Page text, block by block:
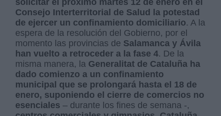
Consejo Interterritorial de Salud la potestad
de ejercer un confinamiento domiciliario. A la
espera de la resolución del Gobierno, por el
momento las provincias de Salamanca y Ávila
han vuelto a retroceder a la fase 4. De la
misma manera, la Generalitat de Cataluña ha
dado comienzo a un confinamiento
municipal que se prolongará hasta el 18 de
enero, suponiendo el cierre de comercios no
esenciales – durante los fines de semana -,